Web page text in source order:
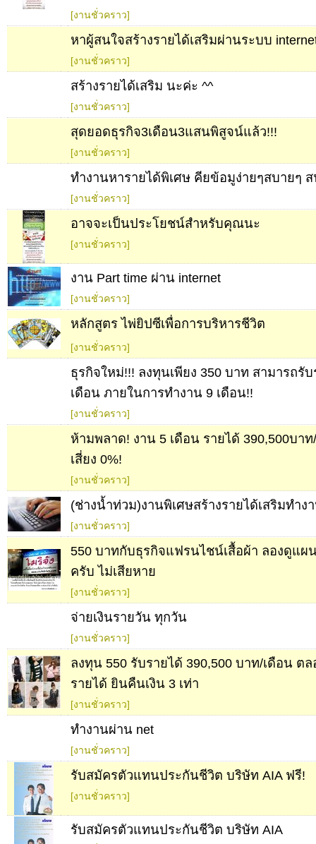
[งานชั่วคราว]
หาผู้สนใจสร้างรายได้เสริมผ่านระบบ
[งานชั่วคราว]
สร้างรายได้เสริม นะค่ะ ^^
[งานชั่วคราว]
สุดยอดธุรกิจ3เดือน3แสนพิสูจน์แล้ว!!!
[งานชั่วคราว]
ทำงานหารายได้พิเศษ คียข้อมูง่ายๆสบายๆ
[งานชั่วคราว]
อาจจะเป็นประโยชน์สำหรับคุณนะ
[งานชั่วคราว]
งาน Part time ผ่าน internet
[งานชั่วคราว]
หลักสูตร ไพ่ยิปซีเพื่อการบริหารชีวิต
[งานชั่วคราว]
ธุรกิจใหม่!!! ลงทุนเพียง 350 บาท สามารถรับ
เดือน ภายในการทำงาน 9 เดือน!!
[งานชั่วคราว]
ห้ามพลาด! งาน 5 เดือน รายได้ 390,500บา
เสี่ยง 0%!
[งานชั่วคราว]
(ช่างน้ำท่วม)งานพิเศษสร้างรายได้เสริมทำ
[งานชั่วคราว]
550 บาทกับธุรกิจแฟรนไชน์เสื้อผ้า ลองดูแผ
ครับ ไม่เสียหาย
[งานชั่วคราว]
จ่ายเงินรายวัน ทุกวัน
[งานชั่วคราว]
ลงทุน 550 รับรายได้ 390,500 บาท/เดือน ต
รายได้ ยินคืนเงิน 3 เท่า
[งานชั่วคราว]
ทำงานผ่าน net
[งานชั่วคราว]
รับสมัครตัวแทนประกันชีวิต บริษัท AIA ฟรี!
[งานชั่วคราว]
รับสมัครตัวแทนประกันชีวิต บริษัท AIA